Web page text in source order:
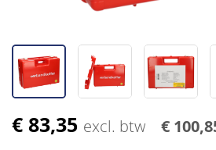
€ 83,35 excl. btw €
Ga